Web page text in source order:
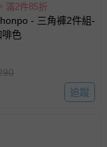
滿2件85折
- 三角褲2件組-
色
追蹤